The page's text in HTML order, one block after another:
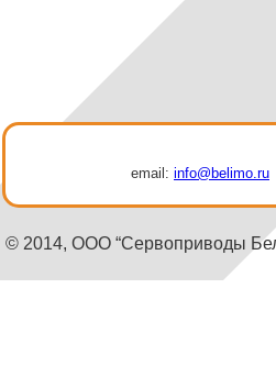
email: info@belimo.ru
© 2014, ООО “Сервоприводы